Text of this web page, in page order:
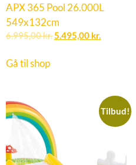
APX 365 Pool 26.000L
549x132cm
6.995,00kr.5.495,00 kr.
Gå til shop
Tilbud!